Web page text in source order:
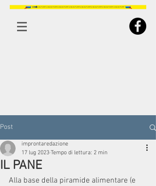
Post
IL PANE
improntaredazione
17 lug 2023 Tempo di lettura: 2 min
Alla base della piramide alimentare (e